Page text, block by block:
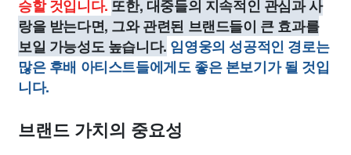
승할 것입니다. 또한, 대중들의 지속적인 관심과 사
랑을 받는다면, 그와 관련된 브랜드들이 큰 효과를
보일 가능성도 높습니다. 임영웅의 성공적인 경로는
많은 후배 아티스트들에게도 좋은 본보기가 될 것입
니다.
브랜드 가치의 중요성